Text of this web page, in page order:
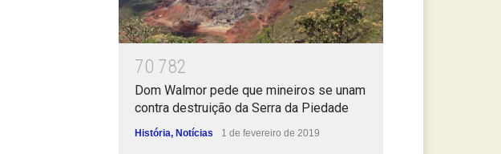
70 782
Dom Walmor pede que mineiros se unam
contra destruição da Serra da Piedade
História, Notícias 1 de fevereiro de 2019